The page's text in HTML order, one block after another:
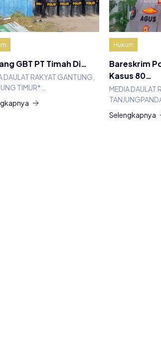
GBT PT Timah Di…
DAULAT RAKYAT GANTUNG,
TIMUR*…
Hukum
Bareskrim
Kasus 80…
MEDIA DAULAT
Selengkapnya